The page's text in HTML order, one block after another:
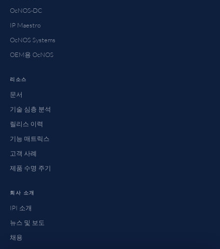
OcNOS-DC
IP Maestro
OcNOS Systems
OEM용 OcNOS
리소스
문서
기술 심층 분석
릴리스 이력
기능 매트릭스
고객 사례
제품 수명 주기
회사 소개
IPI 소개
뉴스 및 보도
채용